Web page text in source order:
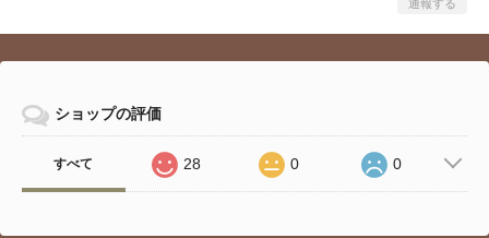
通報する
ショップの評価
すべて 28 0 0